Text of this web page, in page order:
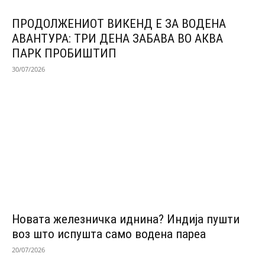
ПРОДОЛЖЕНИОТ ВИКЕНД Е ЗА ВОДЕНА
АВАНТУРА: ТРИ ДЕНА ЗАБАВА ВО АКВА
ПАРК ПРОБИШТИП
30/07/2026
Новата железничка иднина? Индија пушти
воз што испушта само водена пареа
20/07/2026